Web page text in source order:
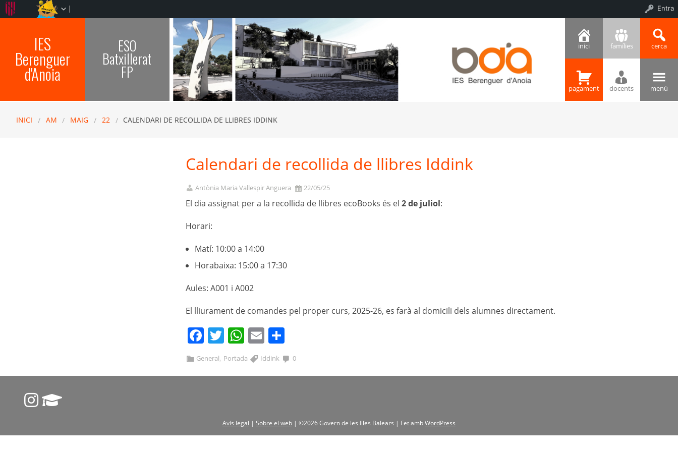
IES
Berenguer
d'Anoia
ESO
Batxillerat
FP
inici famílies cerca
pagament docents menú
INICI AM MAIG 22 CALENDARI DE RECOLLIDA DE LLIBRES IDDINK
Calendari de recollida de llibres Iddink
Antònia Maria Vallespir Anguera 22/05/25
El dia assignat per a la recollida de llibres ecoBooks és el 2 de juliol:
Horari:
Matí: 10:00 a 14:00
Horabaixa: 15:00 a 17:30
Aules: A001 i A002
El lliurament de comandes pel proper curs, 2025-26, es farà al domicili dels alumnes directament.
Facebook
Twitter
WhatsApp
Email
General, Portada Iddink 0
Avís legal | Sobre el web | ©2026 Govern de les Illes Balears | Fet ambWordPress
Entra